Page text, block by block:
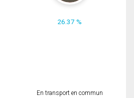
26.37 %
En transport en commun